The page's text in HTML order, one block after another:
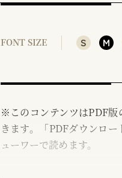
FONT SIZE S M
※このコンテンツはPDF版
きます。「PDFダウンロ
ューワーで読めます。